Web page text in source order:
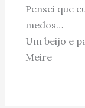
Pensei que
medos…
Um beijo e
Meire